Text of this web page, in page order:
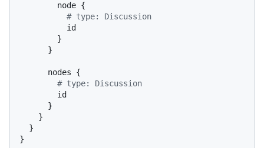
        node
{
# type: Discussion
}
}
      nodes
{
# type: Discussion
}
}
}
}